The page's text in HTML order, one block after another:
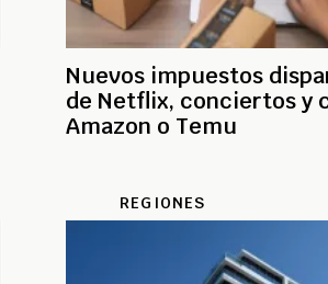
Nuevos impuestos
de Netflix, conciertos y
Amazon o Temu
REGIONES